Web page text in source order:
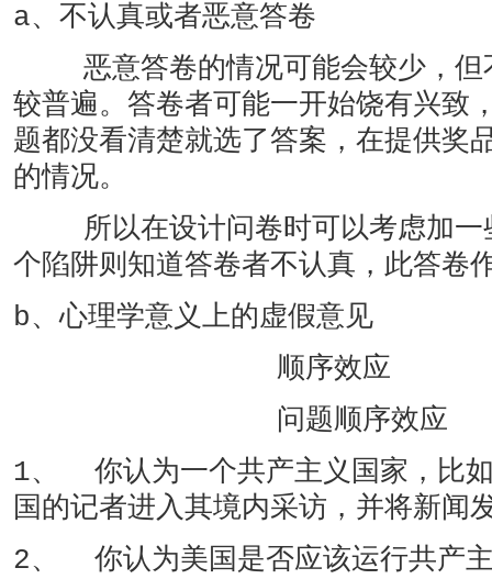
a、不认真或者恶意答卷
恶意答卷的情况可能会较少，但
较普遍。答卷者可能一开始饶有兴致
题都没看清楚就选了答案，在提供奖
的情况。
所以在设计问卷时可以考虑加一
个陷阱则知道答卷者不认真，此答卷
b、心理学意义上的虚假意见
顺序效应
问题顺序效应
1、 你认为一个共产主义国家，比
国的记者进入其境内采访，并将新闻
2、 你认为美国是否应该运行共产